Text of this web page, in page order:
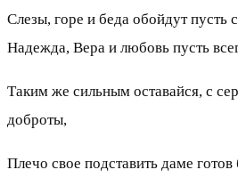
Слезы, горе и беда обойдут пусть
Надежда, Вера и любовь пусть
Таким же сильным оставайся, с
доброты,
Плечо свое подставить даме готов